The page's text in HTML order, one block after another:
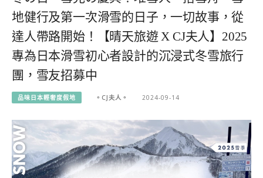
地健行及第一次滑雪的日子，一切故事，從
達人帶路開始！【晴天旅遊 X CJ夫人】2025
專為日本滑雪初心者設計的沉浸式冬雪旅行
團，雪友招募中
品味日本輕奢度假地 。CJ夫人。 2024-09-14